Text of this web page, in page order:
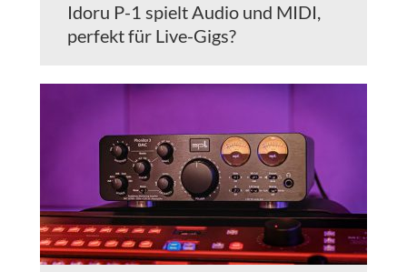
Idoru P-1 spielt Audio und MIDI,
perfekt für Live-Gigs?